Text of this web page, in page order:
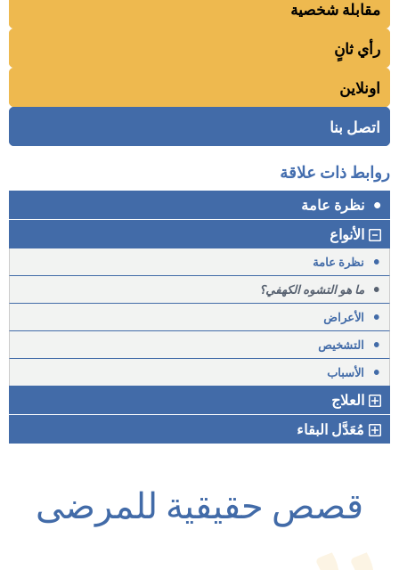
مقابلة شخصية
رأي ثانٍ
اونلاين
اتصل بنا
روابط ذات علاقة
• نظرة عامة
الأنواع
•
نظرة عامة
• ما هو التشوه الكهفي؟
•
الأعراض
•
التشخيص
•
الأسباب
العلاج
مُعَدَّل البقاء
قصص حقيقية للمرضى